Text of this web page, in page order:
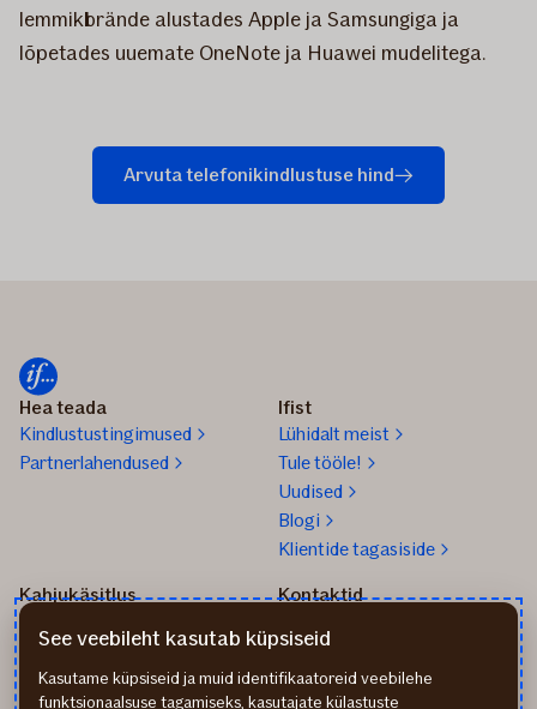
lemmikbrände alustades Apple ja Samsungiga ja
lõpetades uuemate OneNote ja Huawei mudelitega.
Arvuta telefonikindlustuse hind
Hea teada
Kindlustustingimused
Partnerlahendused
Ifist
Lühidalt meist
Tule tööle!
Uudised
Blogi
Klientide tagasiside
Kahjukäsitlus
Kuidas toimida kahju
korral?
Teata kahjust
Kontaktid
Arveldus
777 1211
See veebileht kasutab küpsiseid
Kasutame küpsiseid ja muid identifikaatoreid veebilehe
funktsionaalsuse tagamiseks, kasutajate külastuste